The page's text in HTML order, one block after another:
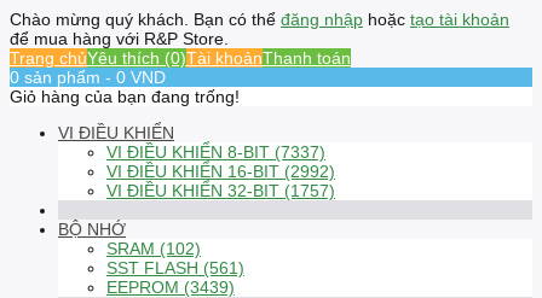
Chào mừng quý khách. Bạn có thể đăng nhập hoặc tạo tài khoản
để mua hàng với R&P Store.
Trang chủYêu thích (0)Tài khoảnThanh toán
0 sản phẩm - 0 VND
Giỏ hàng của bạn đang trống!
VI ĐIỀU KHIỂN
VI ĐIỀU KHIỂN 8-BIT (7337)
VI ĐIỀU KHIỂN 16-BIT (2992)
VI ĐIỀU KHIỂN 32-BIT (1757)
BỘ NHỚ
SRAM (102)
SST FLASH (561)
EEPROM (3439)